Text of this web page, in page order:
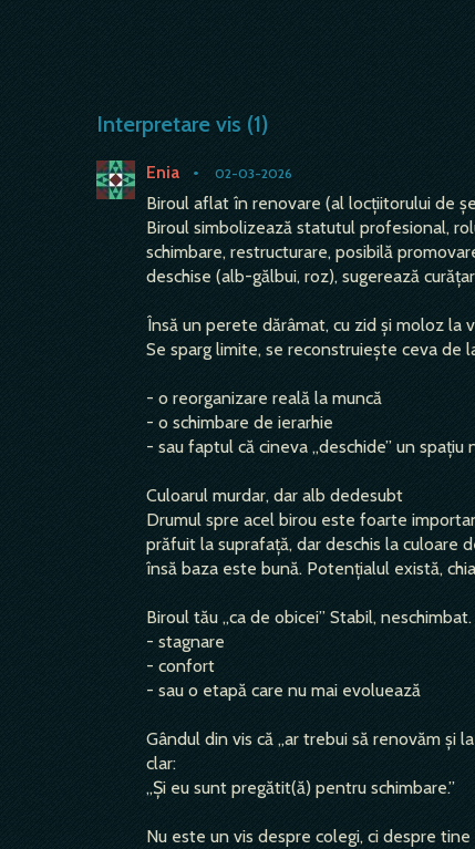
Interpretare vis (1)
Enia • 02-03-2026
Biroul aflat în renovare (al locțiitorului de
Biroul simbolizează statutul profesional,
schimbare, restructurare, posibilă
deschise (alb-gălbui, roz), sugerează
Însă un perete dărâmat, cu zid și moloz la
Se sparg limite, se reconstruiește ceva de
- o reorganizare reală la muncă
- o schimbare de ierarhie
- sau faptul că cineva „deschide” un
Culoarul murdar, dar alb dedesubt
Drumul spre acel birou este foarte
prăfuit la suprafață, dar deschis la culoare
însă baza este bună. Potențialul există,
Biroul tău „ca de obicei” Stabil,
- stagnare
- confort
- sau o etapă care nu mai evoluează
Gândul din vis că „ar trebui să renovăm și
clar:
„Și eu sunt pregătit(ă) pentru schimbare.”
Nu este un vis despre colegi, ci despre